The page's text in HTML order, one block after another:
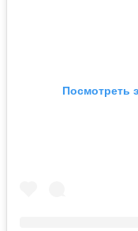
Посмотреть